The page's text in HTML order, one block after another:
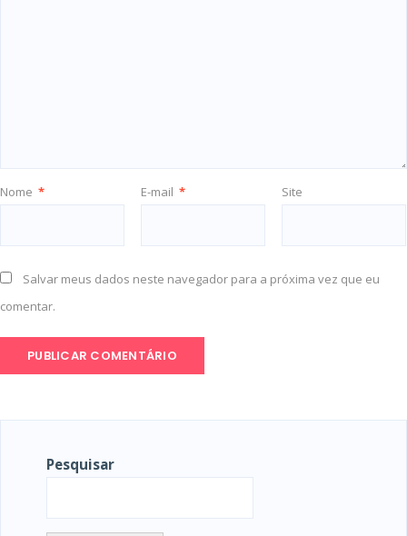
Nome * E-mail * Site
Salvar meus dados neste navegador para a próxima vez que eu
comentar.
Pesquisar